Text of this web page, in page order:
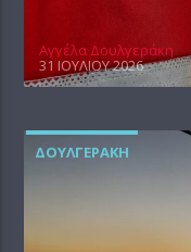
Αγγέλα Δουλγεράκη
31 ΙΟΥΛΊΟΥ 2026
ΔΟΥΛΓΕΡΆΚΗ